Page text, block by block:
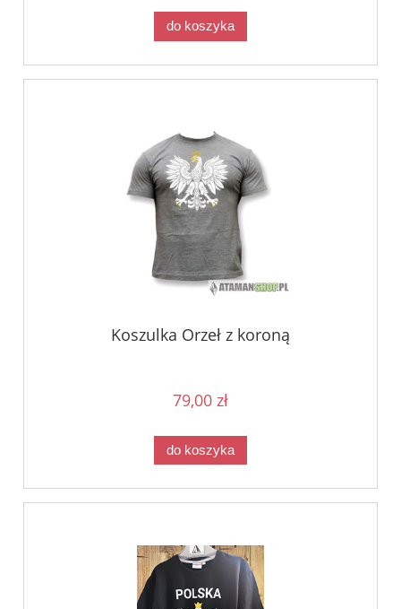
do koszyka
Koszulka Orzeł z koroną
79,00 zł
do koszyka